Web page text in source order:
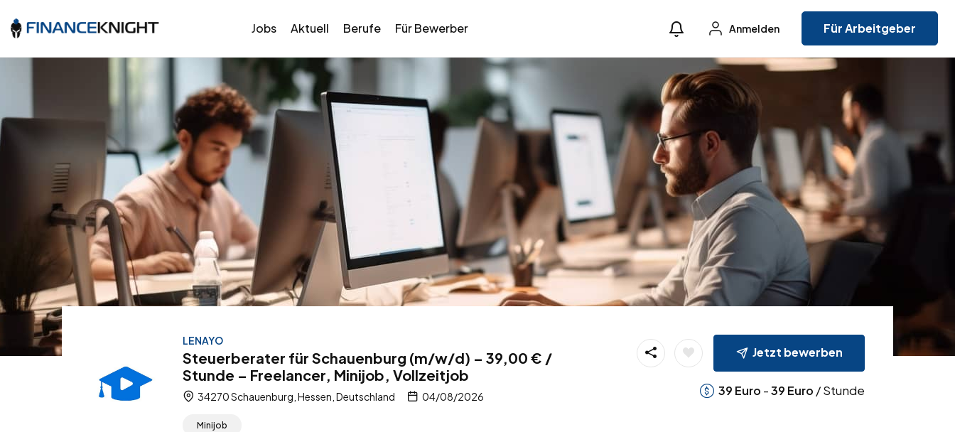
Jobs Aktuell Berufe Für Bewerber Anmelden Für Arbeitgeber
LENAYO
Steuerberater für Schauenburg (m/w/d) – 39,00 € /
Stunde – Freelancer, Minijob, Vollzeitjob
34270 Schauenburg, Hessen, Deutschland 04/08/2026
Minijob
Jetzt bewerben
39 Euro -39 Euro / Stunde